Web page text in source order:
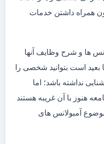
همراه داشتن خدمات
ها و شرح وظایف آنها
بعید است بتوانید شخصی را
نداشته باشد؛ اما
هنوز با آن غریبه هستند
آمبولانس های